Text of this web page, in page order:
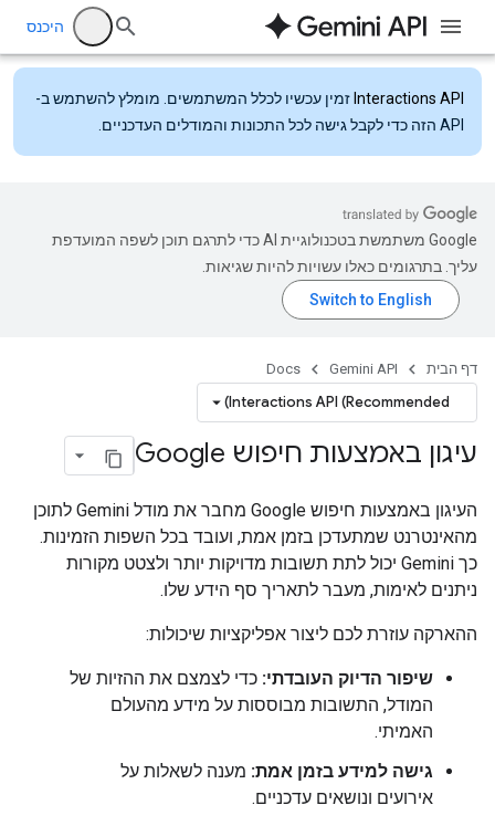
היכנס
Interactions API זמין עכשיו לכלל המשתמשים. מומלץ להשתמש ב-
API הזה כדי לקבל גישה לכל התכונות והמודלים העדכניים.
‫Google משתמשת בטכנולוגיית AI כדי לתרגם תוכן לשפה המועדפת
עליך. בתרגומים כאלו עשויות להיות שגיאות.
דף הבית Gemini API
Docs
Interactions API (Recommended)
עיגון באמצעות חיפוש Google
העיגון באמצעות חיפוש Google מחבר את מודל Gemini לתוכן
מהאינטרנט שמתעדכן בזמן אמת, ועובד בכל השפות הזמינות.
כך Gemini יכול לתת תשובות מדויקות יותר ולצטט מקורות
ניתנים לאימות, מעבר לתאריך סף הידע שלו.
ההארקה עוזרת לכם ליצור אפליקציות שיכולות:
שיפור הדיוק העובדתי: כדי לצמצם את ההזיות של
המודל, התשובות מבוססות על מידע מהעולם
האמיתי.
גישה למידע בזמן אמת: מענה לשאלות על
אירועים ונושאים עדכניים.